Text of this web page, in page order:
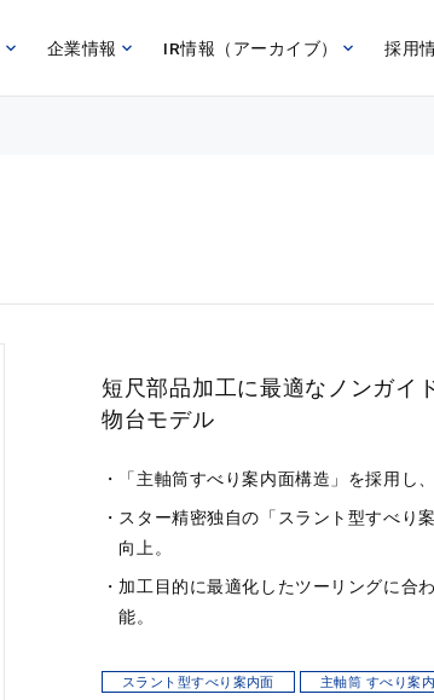
企業情報 IR情報（アーカイブ） 採用
短尺部品加工に最適なノンガイ
物台モデル
「主軸筒すべり案内面構造」を採用し
スター精密独自の「スラント型すべり
向上。
加工目的に最適化したツーリングに合
能。
スラント型すべり案内面 主軸筒 すべり案